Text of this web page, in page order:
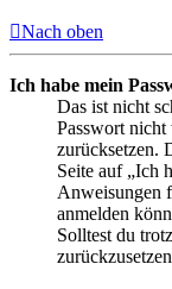
Nach oben
Ich habe mein
Das ist nicht
Passwort nicht
zurücksetzen.
Seite auf „Ich
Anweisungen
anmelden
Solltest du